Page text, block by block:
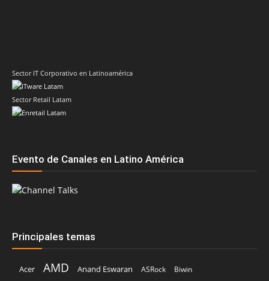
Sector IT Corporativo en Latinoamérica
Sector Retail Latam
Evento de Canales en Latino América
Principales temas
Acer AMD Anand Eswaran ASRock
Biwin